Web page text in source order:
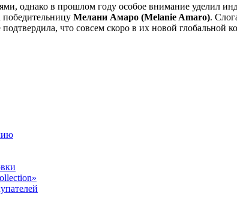
однако в прошлом году особое внимание уделил
Мелани Амаро (Melanie Amaro).
что совсем скоро в их новой глобальной